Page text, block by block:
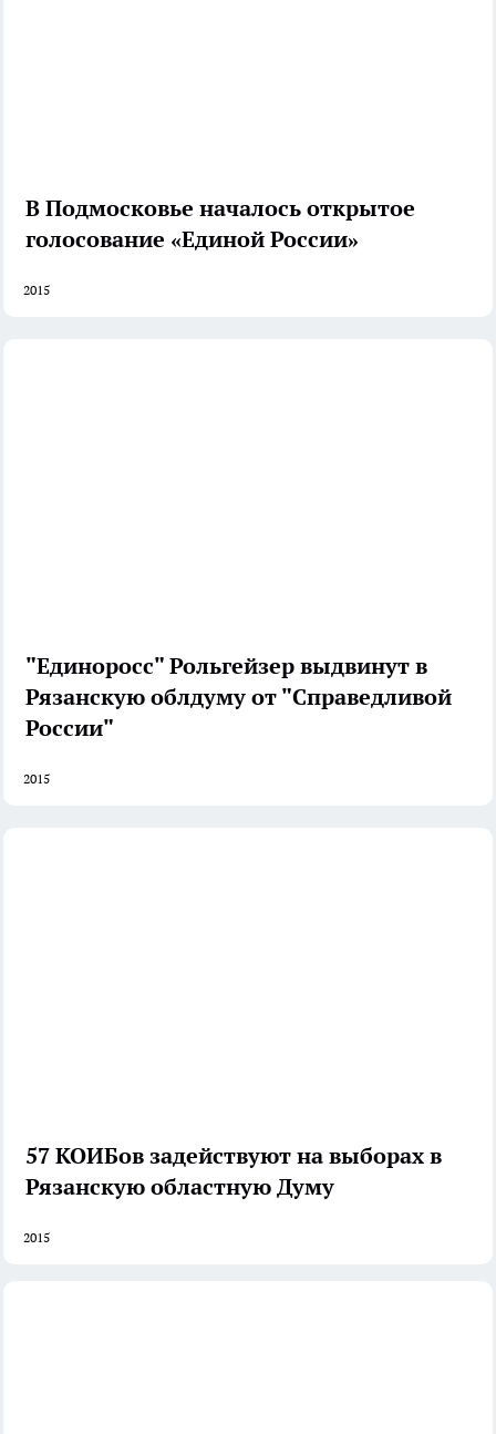
В Подмосковье началось открытое
голосование «Единой России»
2015
"Единоросс" Рольгейзер выдвинут в
Рязанскую облдуму от "Справедливой
России"
2015
57 КОИБов задействуют на выборах в
Рязанскую областную Думу
2015